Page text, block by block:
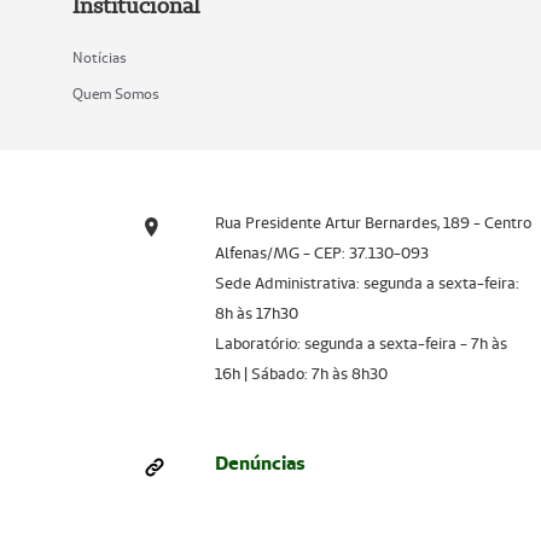
Institucional
Notícias
Quem Somos
Rua Presidente Artur Bernardes, 189 - Centro
Alfenas/MG - CEP: 37.130-093
Sede Administrativa: segunda a sexta-feira:
8h às 17h30
Laboratório: segunda a sexta-feira - 7h às
16h | Sábado: 7h às 8h30
Denúncias